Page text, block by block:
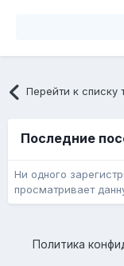
Перейти к списку
Последние
Ни одного
просматривает
Политика